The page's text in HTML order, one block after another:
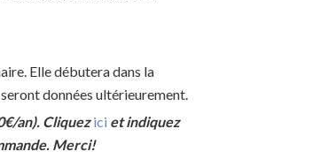
Elle débutera dans la
données ultérieurement.
an). Cliquezici et indiquez
Merci!